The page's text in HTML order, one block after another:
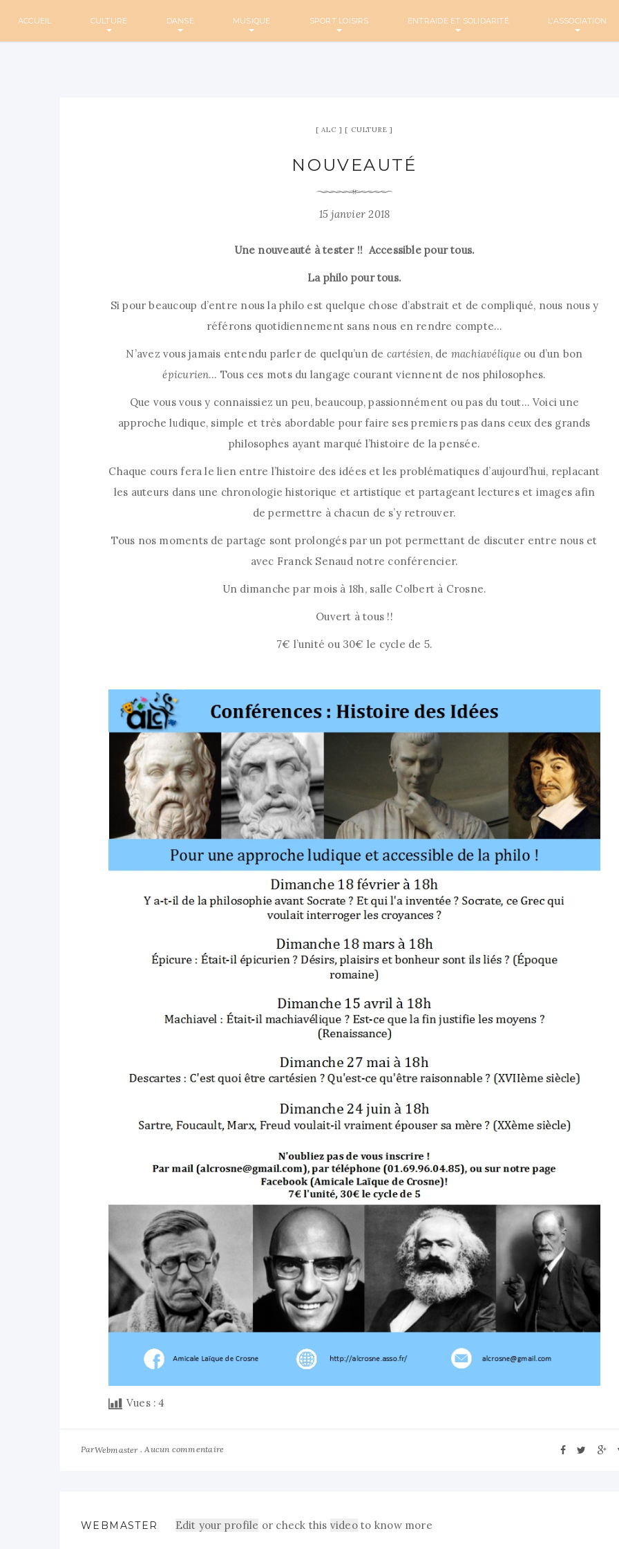
ACCUEIL CULTURE DANSE MUSIQUE SPORT LOISIRS ENTRAIDE ET SOLIDARITÉ L’ASSOCIATION
ALC CULTURE
NOUVEAUTÉ
15 janvier 2018
Une nouveauté à tester !! Accessible pour tous.
La philo pour tous.
Si pour beaucoup d’entre nous la philo est quelque chose d’abstrait et de compliqué, nous nous y
référons quotidiennement sans nous en rendre compte…
N’avez vous jamais entendu parler de quelqu’un de cartésien, de machiavéliqueou d’un bon
épicurien… Tous ces mots du langage courant viennent de nos philosophes.
Que vous vous y connaissiez un peu, beaucoup, passionnément ou pas du tout… Voici une
approche ludique, simple et très abordable pour faire ses premiers pas dans ceux des grands
philosophes ayant marqué l’histoire de la pensée.
Chaque cours fera le lien entre l’histoire des idées et les problématiques d’aujourd’hui, replacant
les auteurs dans une chronologie historique et artistique et partageant lectures et images afin
de permettre à chacun de s’y retrouver.
Tous nos moments de partage sont prolongés par un pot permettant de discuter entre nous et
avec Franck Senaud notre conférencier.
Un dimanche par mois à 18h, salle Colbert à Crosne.
Ouvert à tous !!
7€ l’unité ou 30€ le cycle de 5.
Vues : 4
ParWebmaster Aucun commentaire
WEBMASTER Edit your profile or check this videoto know more